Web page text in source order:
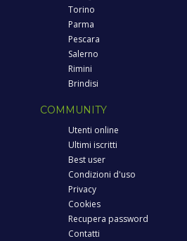
Torino
Parma
Pescara
Salerno
Rimini
Brindisi
COMMUNITY
Utenti online
Ultimi iscritti
Best user
Condizioni d'uso
Privacy
Cookies
Recupera password
Contatti